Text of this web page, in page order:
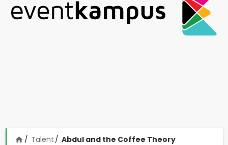
home Talent Abdul and the Coffee Theory